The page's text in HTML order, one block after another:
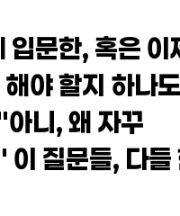
입문한, 혹은
해야 할지 하나
니, 왜 자꾸
이 질문들, 다